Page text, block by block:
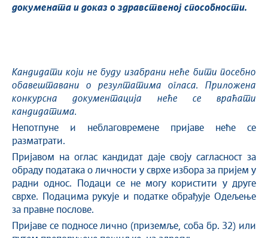
докумената и доказ о здравственој способности.
Кандидати који не буду изабрани неће бити посебно
обавештавани о резултатима огласа. Приложена
конкурсна документација неће се враћати
кандидатима.
Непотпуне и неблаговремене пријаве неће се
разматрати.
Пријавом на оглас кандидат даје своју сагласност за
обраду података о личности у сврхе избора за пријем у
радни однос. Подаци се не могу користити у друге
сврхе. Подацима рукује и податке обрађује Одељење
за правне послове.
Пријаве се подносе лично (приземље, соба бр. 32) или